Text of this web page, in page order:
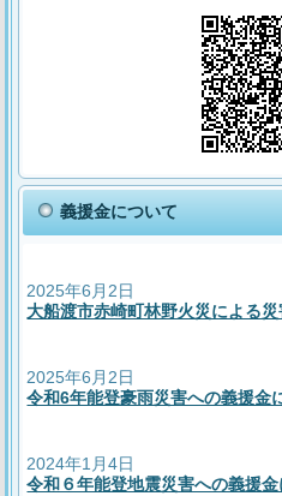
義援金について
2025年6月2日
大船渡市赤崎町林野火災による
2025年6月2日
令和6年能登豪雨災害への義援金
2024年1月4日
令和６年能登地震災害への義援金